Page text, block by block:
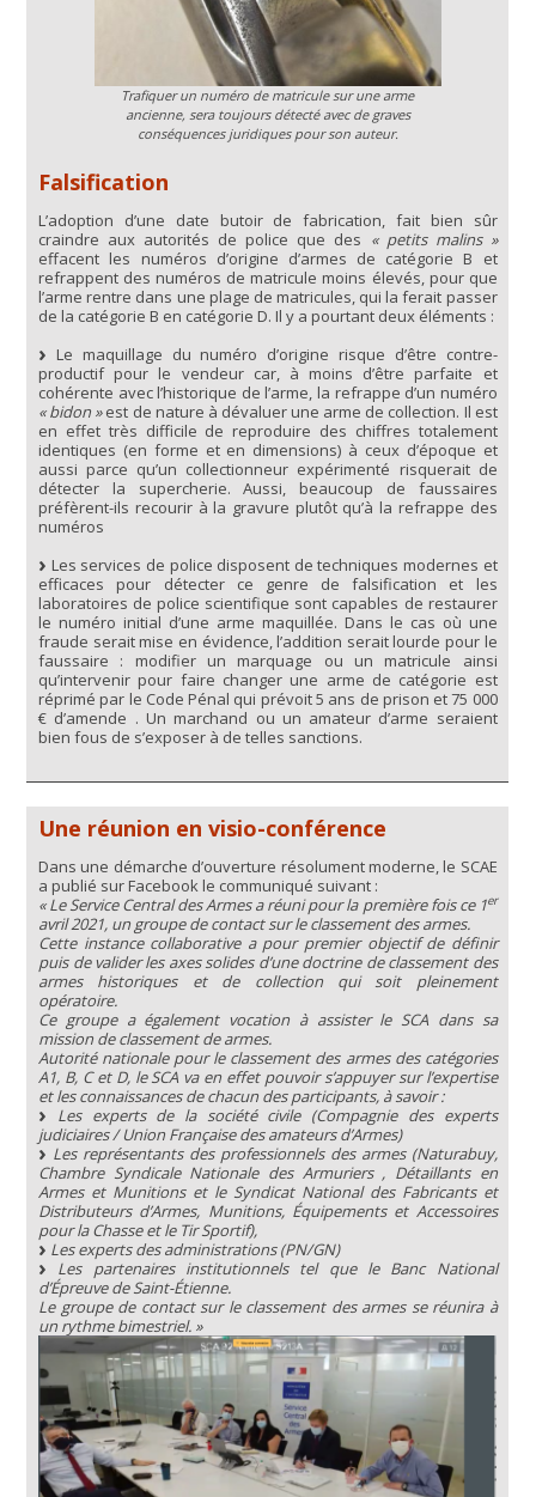
Trafiquer un numéro de matricule sur une arme
ancienne, sera toujours détecté avec de graves
conséquences juridiques pour son auteur.
Falsification
L’adoption d’une date butoir de fabrication, fait bien sûr
craindre aux autorités de police que des « petits malins »
effacent les numéros d’origine d’armes de catégorie B et
refrappent des numéros de matricule moins élevés, pour que
l’arme rentre dans une plage de matricules, qui la ferait passer
de la catégorie B en catégorie D. Il y a pourtant deux éléments :
Le maquillage du numéro d’origine risque d’être contre-
productif pour le vendeur car, à moins d’être parfaite et
cohérente avec l’historique de l’arme, la refrappe d’un numéro
« bidon »est de nature à dévaluer une arme de collection. Il est
en effet très difficile de reproduire des chiffres totalement
identiques (en forme et en dimensions) à ceux d’époque et
aussi parce qu’un collectionneur expérimenté risquerait de
détecter la supercherie. Aussi, beaucoup de faussaires
préfèrent-ils recourir à la gravure plutôt qu’à la refrappe des
numéros
Les services de police disposent de techniques modernes et
efficaces pour détecter ce genre de falsification et les
laboratoires de police scientifique sont capables de restaurer
le numéro initial d’une arme maquillée. Dans le cas où une
fraude serait mise en évidence, l’addition serait lourde pour le
faussaire : modifier un marquage ou un matricule ainsi
qu’intervenir pour faire changer une arme de catégorie est
réprimé par le Code Pénal qui prévoit 5 ans de prison et 75 000
€ d’amende . Un marchand ou un amateur d’arme seraient
bien fous de s’exposer à de telles sanctions.
Une réunion en visio-conférence
Dans une démarche d’ouverture résolument moderne, le SCAE
a publié sur Facebook le communiqué suivant :
« Le Service Central des Armes a réuni pour la première fois ce 1er
avril 2021, un groupe de contact sur le classement des armes.
Cette instance collaborative a pour premier objectif de définir
puis de valider les axes solides d’une doctrine de classement des
armes historiques et de collection qui soit pleinement
opératoire.
Ce groupe a également vocation à assister le SCA dans sa
mission de classement de armes.
Autorité nationale pour le classement des armes des catégories
A1, B, C et D, le SCA va en effet pouvoir s’appuyer sur l’expertise
et les connaissances de chacun des participants, à savoir :
Les experts de la société civile (Compagnie des experts
judiciaires / Union Française des amateurs d’Armes)
Les représentants des professionnels des armes (Naturabuy,
Chambre Syndicale Nationale des Armuriers , Détaillants en
Armes et Munitions et le Syndicat National des Fabricants et
Distributeurs d’Armes, Munitions, Équipements et Accessoires
pour la Chasse et le Tir Sportif),
Les experts des administrations (PN/GN)
Les partenaires institutionnels tel que le Banc National
d’Épreuve de Saint-Étienne.
Le groupe de contact sur le classement des armes se réunira à
un rythme bimestriel. »